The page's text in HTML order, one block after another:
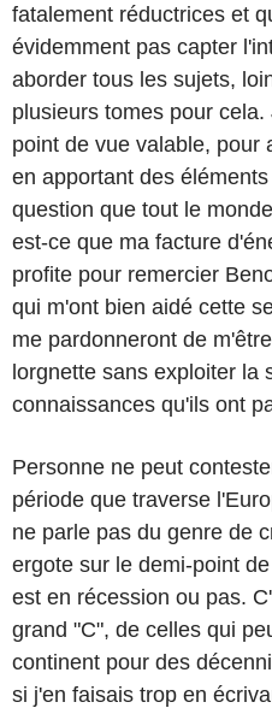
fatalement réductrices et
évidemment pas capter
aborder tous les sujets,
plusieurs tomes pour
point de vue valable, pour
en apportant des
question que tout le
est-ce que ma facture
profite pour remercier
qui m'ont bien aidé cette
me pardonneront de
lorgnette sans exploiter la
connaissances qu'ils ont
Personne ne peut
période que traverse
ne parle pas du genre de
ergote sur le demi-point
est en récession ou pas.
grand "C", de celles qui
continent pour des
si j'en faisais trop en